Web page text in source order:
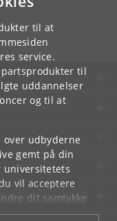
til at
service.
til
uddannelser
og til at
over udbyderne
gemt på din
universitetets
vil acceptere
dit samtykke
du finder i